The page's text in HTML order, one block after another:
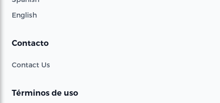
English
Contacto
Contact Us
Términos de uso